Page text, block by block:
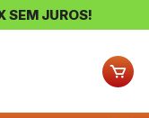
SEM JUROS!